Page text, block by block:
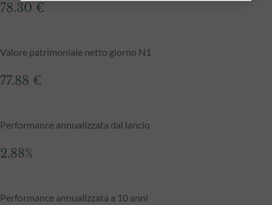
78.30 €
Valore patrimoniale netto giorno N1
77.88 €
Performance annualizzata dal lancio
2.88%
Performance annualizzata a 10 anni